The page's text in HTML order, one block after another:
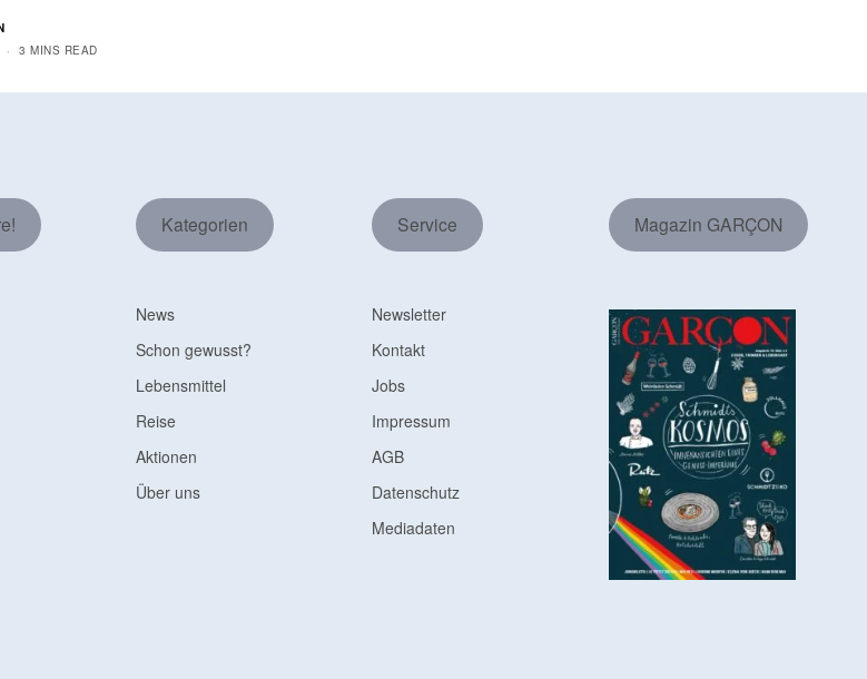
3 MINS READ
Kategorien
News
Schon gewusst?
Lebensmittel
Reise
Aktionen
Über uns
Service
Newsletter
Kontakt
Jobs
Impressum
AGB
Datenschutz
Mediadaten
Magazin GARÇON